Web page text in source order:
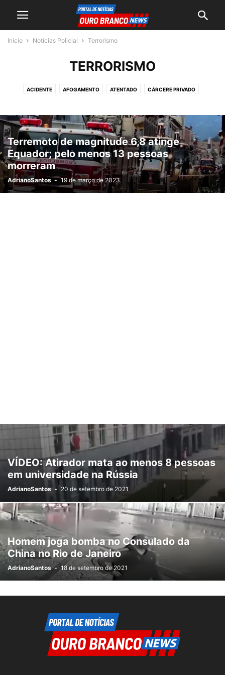
Início Notícias Policial Terrorismo
TERRORISMO
ACIDENTE AFOGAMENTO ATENTADO CÁRCERE PRIVADO
SISTEMA PRISIONAL TERRORISMO
Terremoto de magnitude 6,8 atinge
Equador; pelo menos 13 pessoas
morreram
AdrianoSantos - 19 de março de 2023
VÍDEO: Atirador mata ao menos 8 pessoas
em universidade na Rússia
AdrianoSantos - 20 de setembro de 2021
Homem joga bomba no Consulado da
China no Rio de Janeiro
AdrianoSantos - 18 de setembro de 2021